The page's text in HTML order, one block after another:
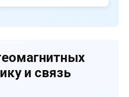
и связь